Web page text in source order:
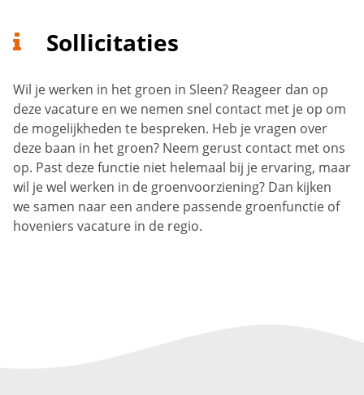
Sollicitaties
Wil je werken in het groen in Sleen? Reageer dan op
deze vacature en we nemen snel contact met je op om
de mogelijkheden te bespreken. Heb je vragen over
deze baan in het groen? Neem gerust contact met ons
op. Past deze functie niet helemaal bij je ervaring, maar
wil je wel werken in de groenvoorziening? Dan kijken
we samen naar een andere passende groenfunctie of
hoveniers vacature in de regio.